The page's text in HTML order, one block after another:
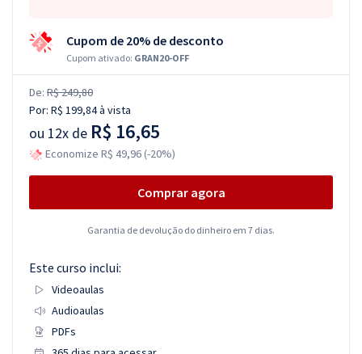
Cupom de 20% de desconto
Cupom ativado: GRAN20-OFF
De: R$ 249,80
Por: R$ 199,84à vista
ou 12x de R$ 16,65
Economize R$ 49,96 (-20%)
Comprar agora
Garantia de devolução do dinheiro em 7 dias.
Este curso inclui:
Videoaulas
Audioaulas
PDFs